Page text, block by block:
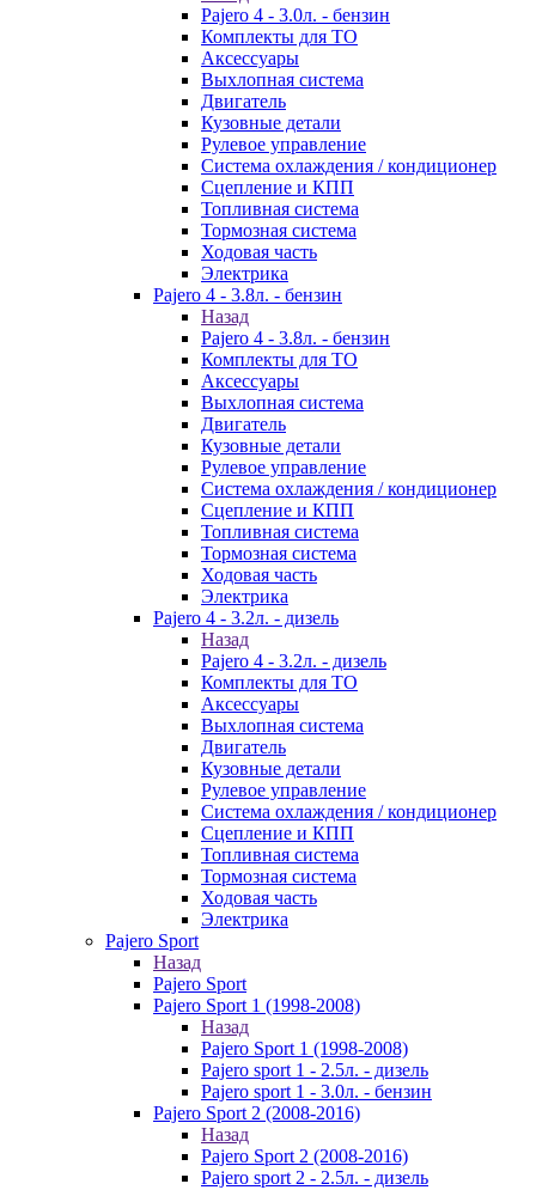
Pajero 4 - 3.0л. - бензин
Комплекты для ТО
Аксессуары
Выхлопная система
Двигатель
Кузовные детали
Рулевое управление
Система охлаждения / кондиционер
Сцепление и КПП
Топливная система
Тормозная система
Ходовая часть
Электрика
Pajero 4 - 3.8л. - бензин
Назад
Pajero 4 - 3.8л. - бензин
Комплекты для ТО
Аксессуары
Выхлопная система
Двигатель
Кузовные детали
Рулевое управление
Система охлаждения / кондиционер
Сцепление и КПП
Топливная система
Тормозная система
Ходовая часть
Электрика
Pajero 4 - 3.2л. - дизель
Назад
Pajero 4 - 3.2л. - дизель
Комплекты для ТО
Аксессуары
Выхлопная система
Двигатель
Кузовные детали
Рулевое управление
Система охлаждения / кондиционер
Сцепление и КПП
Топливная система
Тормозная система
Ходовая часть
Электрика
Pajero Sport
Назад
Pajero Sport
Pajero Sport 1 (1998-2008)
Назад
Pajero Sport 1 (1998-2008)
Pajero sport 1 - 2.5л. - дизель
Pajero sport 1 - 3.0л. - бензин
Pajero Sport 2 (2008-2016)
Назад
Pajero Sport 2 (2008-2016)
Pajero sport 2 - 2.5л. - дизель